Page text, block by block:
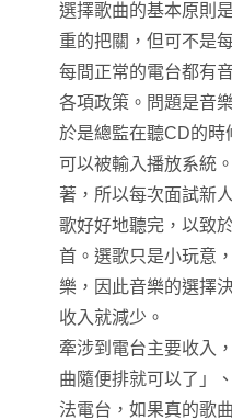
選擇歌曲的基本原則
重的把關，但可不是
每間正常的電台都有
各項政策。問題是音
於是總監在聽CD的時
可以被輸入播放系統
著，所以每次面試新
歌好好地聽完，以致
首。選歌只是小玩意
樂，因此音樂的選擇
收入就減少。
牽涉到電台主要收入
曲隨便排就可以了」
法電台，如果真的歌